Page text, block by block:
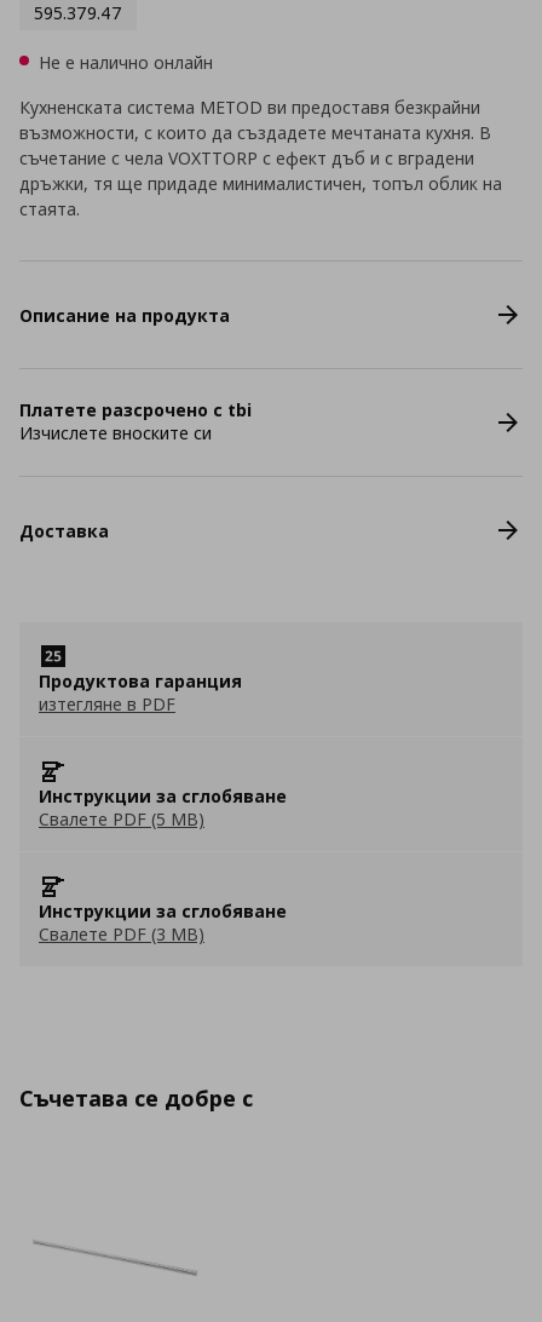
595.379.47
Не е налично онлайн
Кухненската система METOD ви предоставя безкрайни
възможности, с които да създадете мечтаната кухня. В
съчетание с чела VOXTTORP с ефект дъб и с вградени
дръжки, тя ще придаде минималистичен, топъл облик на
стаята.
Описание на продукта
Платете разсрочено с tbi
Изчислете вноските си
Доставка
Продуктова гаранция
изтегляне в PDF
Инструкции за сглобяване
Свалете PDF (5 MB)
Инструкции за сглобяване
Свалете PDF (3 MB)
Съчетава се добре с